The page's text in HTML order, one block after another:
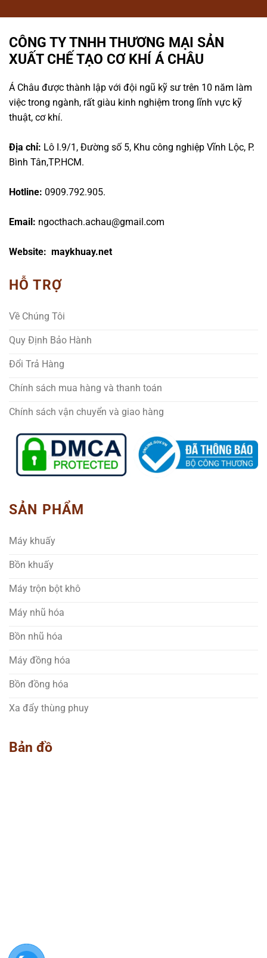
CÔNG TY TNHH THƯƠNG MẠI SẢN
XUẤT CHẾ TẠO CƠ KHÍ Á CHÂU
Á Châu được thành lập với đội ngũ kỹ sư trên 10 năm làm
việc trong ngành, rất giàu kinh nghiệm trong lĩnh vực kỹ
thuật, cơ khí.
Địa chỉ: Lô I.9/1, Đường số 5, Khu công nghiệp Vĩnh Lộc, P.
Bình Tân,TP.HCM.
Hotline: 0909.792.905.
Email: ngocthach.achau@gmail.com
Website: maykhuay.net
HỖ TRỢ
Về Chúng Tôi
Quy Định Bảo Hành
Đổi Trả Hàng
Chính sách mua hàng và thanh toán
Chính sách vận chuyển và giao hàng
SẢN PHẨM
Máy khuấy
Bồn khuấy
Máy trộn bột khô
Máy nhũ hóa
Bồn nhũ hóa
Máy đồng hóa
Bồn đồng hóa
Xa đẩy thùng phuy
Bản đồ